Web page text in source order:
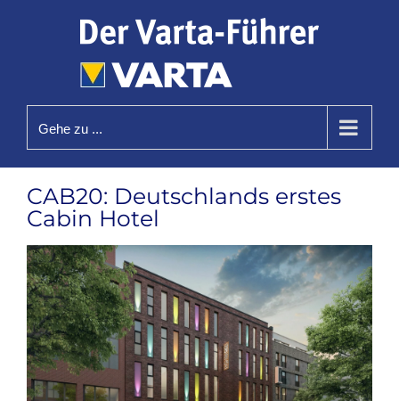
Gehe zu ...
CAB20: Deutschlands erstes
Cabin Hotel
Zeige
grösseres
Bild